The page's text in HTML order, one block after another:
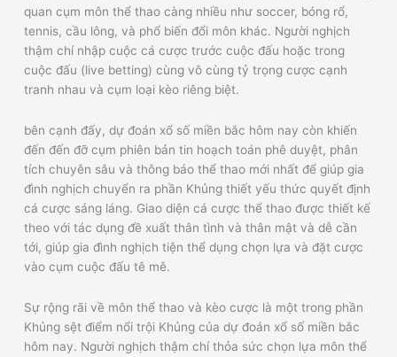
quan cụm môn thể thao càng nhiều như soccer, bóng rổ,
tennis, cầu lông, và phổ biến đổi môn khác. Người nghịch
thậm chí nhập cuộc cá cược trước cuộc đấu hoặc trong
cuộc đấu (live betting) cùng vô cùng tỷ trọng cược cạnh
tranh nhau và cụm loại kèo riêng biệt.
bên cạnh đấy, dự đoán xổ số miền bắc hôm nay còn khiến
đến đến đỡ cụm phiên bản tin hoạch toán phê duyệt, phân
tích chuyên sâu và thông báo thể thao mới nhất để giúp gia
đình nghịch chuyển ra phần Khủng thiết yếu thức quyết định
cá cược sáng láng. Giao diện cá cược thể thao được thiết kế
theo với tác dụng đề xuất thân tình và thân mật và dễ cần
tới, giúp gia đình nghịch tiện thể dụng chọn lựa và đặt cược
vào cụm cuộc đấu tê mê.
Sự rộng rãi về môn thể thao và kèo cược là một trong phần
Khủng sệt điểm nổi trội Khủng của dự đoán xổ số miền bắc
hôm nay. Người nghịch thậm chí thỏa sức chọn lựa môn thể